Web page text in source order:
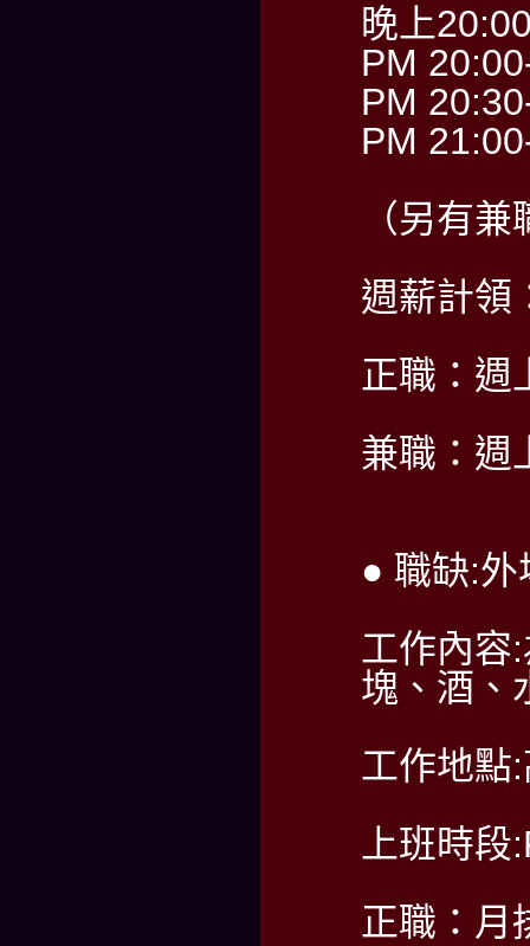
晚上
PM
PM
PM
（另有
週薪計領
正職：週
兼職：週
● 職缺:外
工作內容
塊、酒、
工作地點
上班時
正職：月